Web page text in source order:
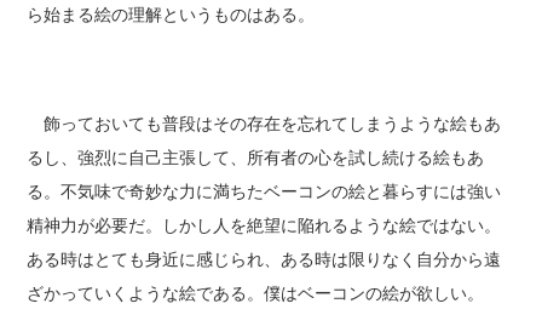
ら始まる絵の理解というものはある。
飾っておいても普段はその存在を忘れてしまうような絵もあ
るし、強烈に自己主張して、所有者の心を試し続ける絵もあ
る。不気味で奇妙な力に満ちたベーコンの絵と暮らすには強い
精神力が必要だ。しかし人を絶望に陥れるような絵ではない。
ある時はとても身近に感じられ、ある時は限りなく自分から遠
ざかっていくような絵である。僕はベーコンの絵が欲しい。